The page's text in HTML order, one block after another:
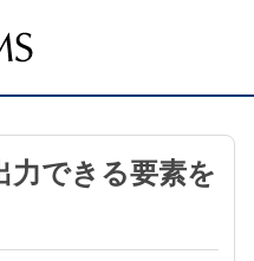
力できる要素を